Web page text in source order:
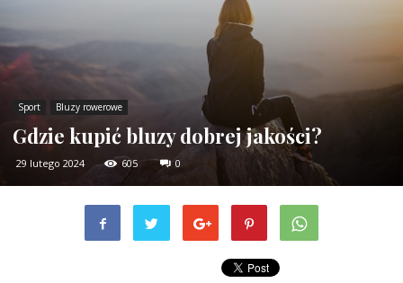
Sport Bluzy rowerowe
Gdzie kupić bluzy dobrej jakości?
29 lutego 2024 605 0